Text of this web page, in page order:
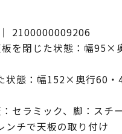
2100000009206
板を閉じた状態：幅95×
状態：幅152×奥行60・
セラミック、脚：スチ
ンチで天板の取り付け